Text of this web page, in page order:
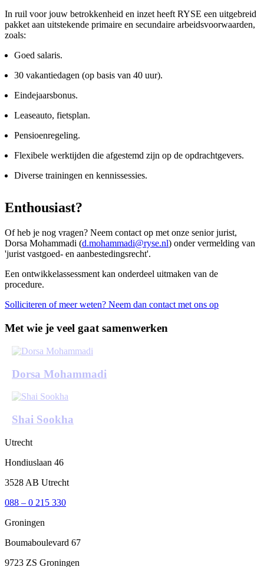
In ruil voor jouw betrokkenheid en inzet heeft RYSE een uitgebreid
pakket aan uitstekende primaire en secundaire arbeidsvoorwaarden,
zoals:
Goed salaris.
30 vakantiedagen (op basis van 40 uur).
Eindejaarsbonus.
Leaseauto, fietsplan.
Pensioenregeling.
Flexibele werktijden die afgestemd zijn op de opdrachtgevers.
Diverse trainingen en kennissessies.
Enthousiast?
Of heb je nog vragen? Neem contact op met onze senior jurist,
Dorsa Mohammadi (d.mohammadi@ryse.nl) onder vermelding van
'jurist vastgoed- en aanbestedingsrecht'.
Een ontwikkelassessment kan onderdeel uitmaken van de
procedure.
Solliciteren of meer weten? Neem dan contact met ons op
Met wie je veel gaat samenwerken
Dorsa Mohammadi
Shai Sookha
Utrecht
Hondiuslaan 46
3528 AB Utrecht
088 – 0 215 330
Groningen
Boumaboulevard 67
9723 ZS Groningen